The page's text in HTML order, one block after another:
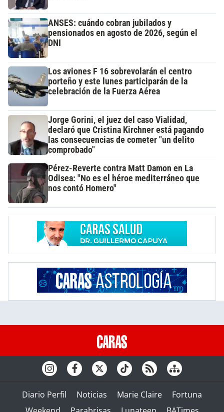
ANSES: cuándo cobran jubilados y
pensionados en agosto de 2026, según el
DNI
Los aviones F 16 sobrevolarán el centro
porteño y este lunes participarán de la
celebración de la Fuerza Aérea
Jorge Gorini, el juez del caso Vialidad,
declaró que Cristina Kirchner está pagando
las consecuencias de cometer "un delito
comprobado"
Pérez-Reverte contra Matt Damon en La
Odisea: "No es el héroe mediterráneo que
nos contó Homero"
Diario Perfil Noticias Marie Claire
Fortuna